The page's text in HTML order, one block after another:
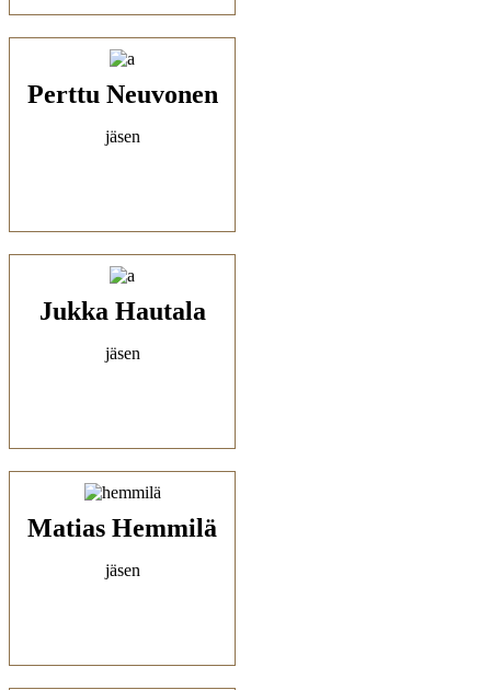
Perttu Neuvonen
jäsen
Jukka Hautala
jäsen
Matias Hemmilä
jäsen